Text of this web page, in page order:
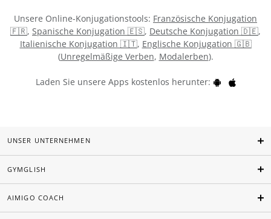
Unsere Online-Konjugationstools: Französische Konjugation
🇫🇷, Spanische Konjugation 🇪🇸, Deutsche Konjugation 🇩🇪,
Italienische Konjugation 🇮🇹, Englische Konjugation 🇬🇧
(Unregelmäßige Verben, Modalerben).
Laden Sie unsere Apps kostenlos herunter:
UNSER UNTERNEHMEN
GYMGLISH
AIMIGO COACH